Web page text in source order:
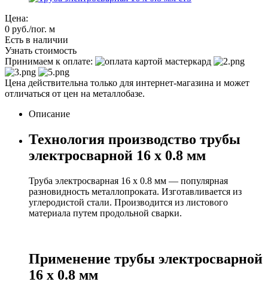
Цена:
0 руб./пог. м
Есть в наличии
Узнать стоимость
Принимаем к оплате:
Цена действительна только для интернет-магазина и может
отличаться от цен на металлобазе.
Описание
Технология производство трубы
электросварной 16 x 0.8 мм
Труба электросварная 16 x 0.8 мм — популярная
разновидность металлопроката. Изготавливается из
углеродистой стали. Производится из листового
материала путем продольной сварки.
Применение трубы электросварной
16 x 0.8 мм